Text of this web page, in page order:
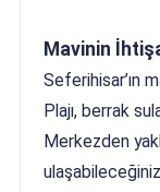
Mavinin
Seferihisar’ın
Plajı, berrak
Merkezden